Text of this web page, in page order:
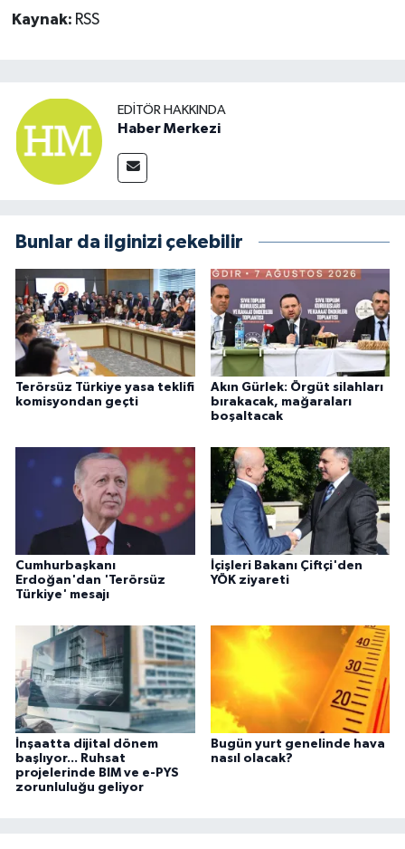
Kaynak: RSS
EDITÖR HAKKINDA
Haber Merkezi
Bunlar da ilginizi çekebilir
Terörsüz Türkiye yasa teklifi
komisyondan geçti
Akın Gürlek: Örgüt silahları
bırakacak, mağaraları
boşaltacak
Cumhurbaşkanı
Erdoğan'dan 'Terörsüz
Türkiye' mesajı
İçişleri Bakanı Çiftçi'den
YÖK ziyareti
İnşaatta dijital dönem
başlıyor... Ruhsat
projelerinde BIM ve e-PYS
zorunluluğu geliyor
Bugün yurt genelinde hava
nasıl olacak?